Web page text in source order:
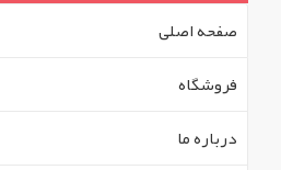
صفحه اصلی
فروشگاه
درباره ما